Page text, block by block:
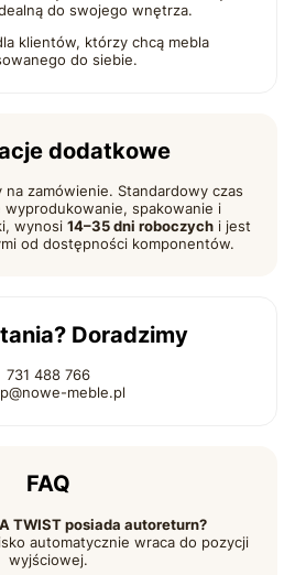
do swojego wnętrza.
klientów, którzy chcą mebla
do siebie.
dodatkowe
zamówienie. Standardowy czas
wyprodukowanie, spakowanie i
wynosi 14–35 dni roboczychi jest
od dostępności komponentów.
Doradzimy
731 488 766
meble.pl
FAQ
TWIST posiada autoreturn?
automatycznie wraca do pozycji
wyjściowej.